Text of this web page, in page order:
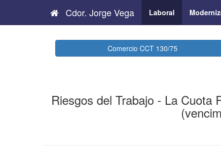
Cdor. Jorge Vega Laboral
Comercio CCT 130/75
Riesgos del Trabajo - La Cuota